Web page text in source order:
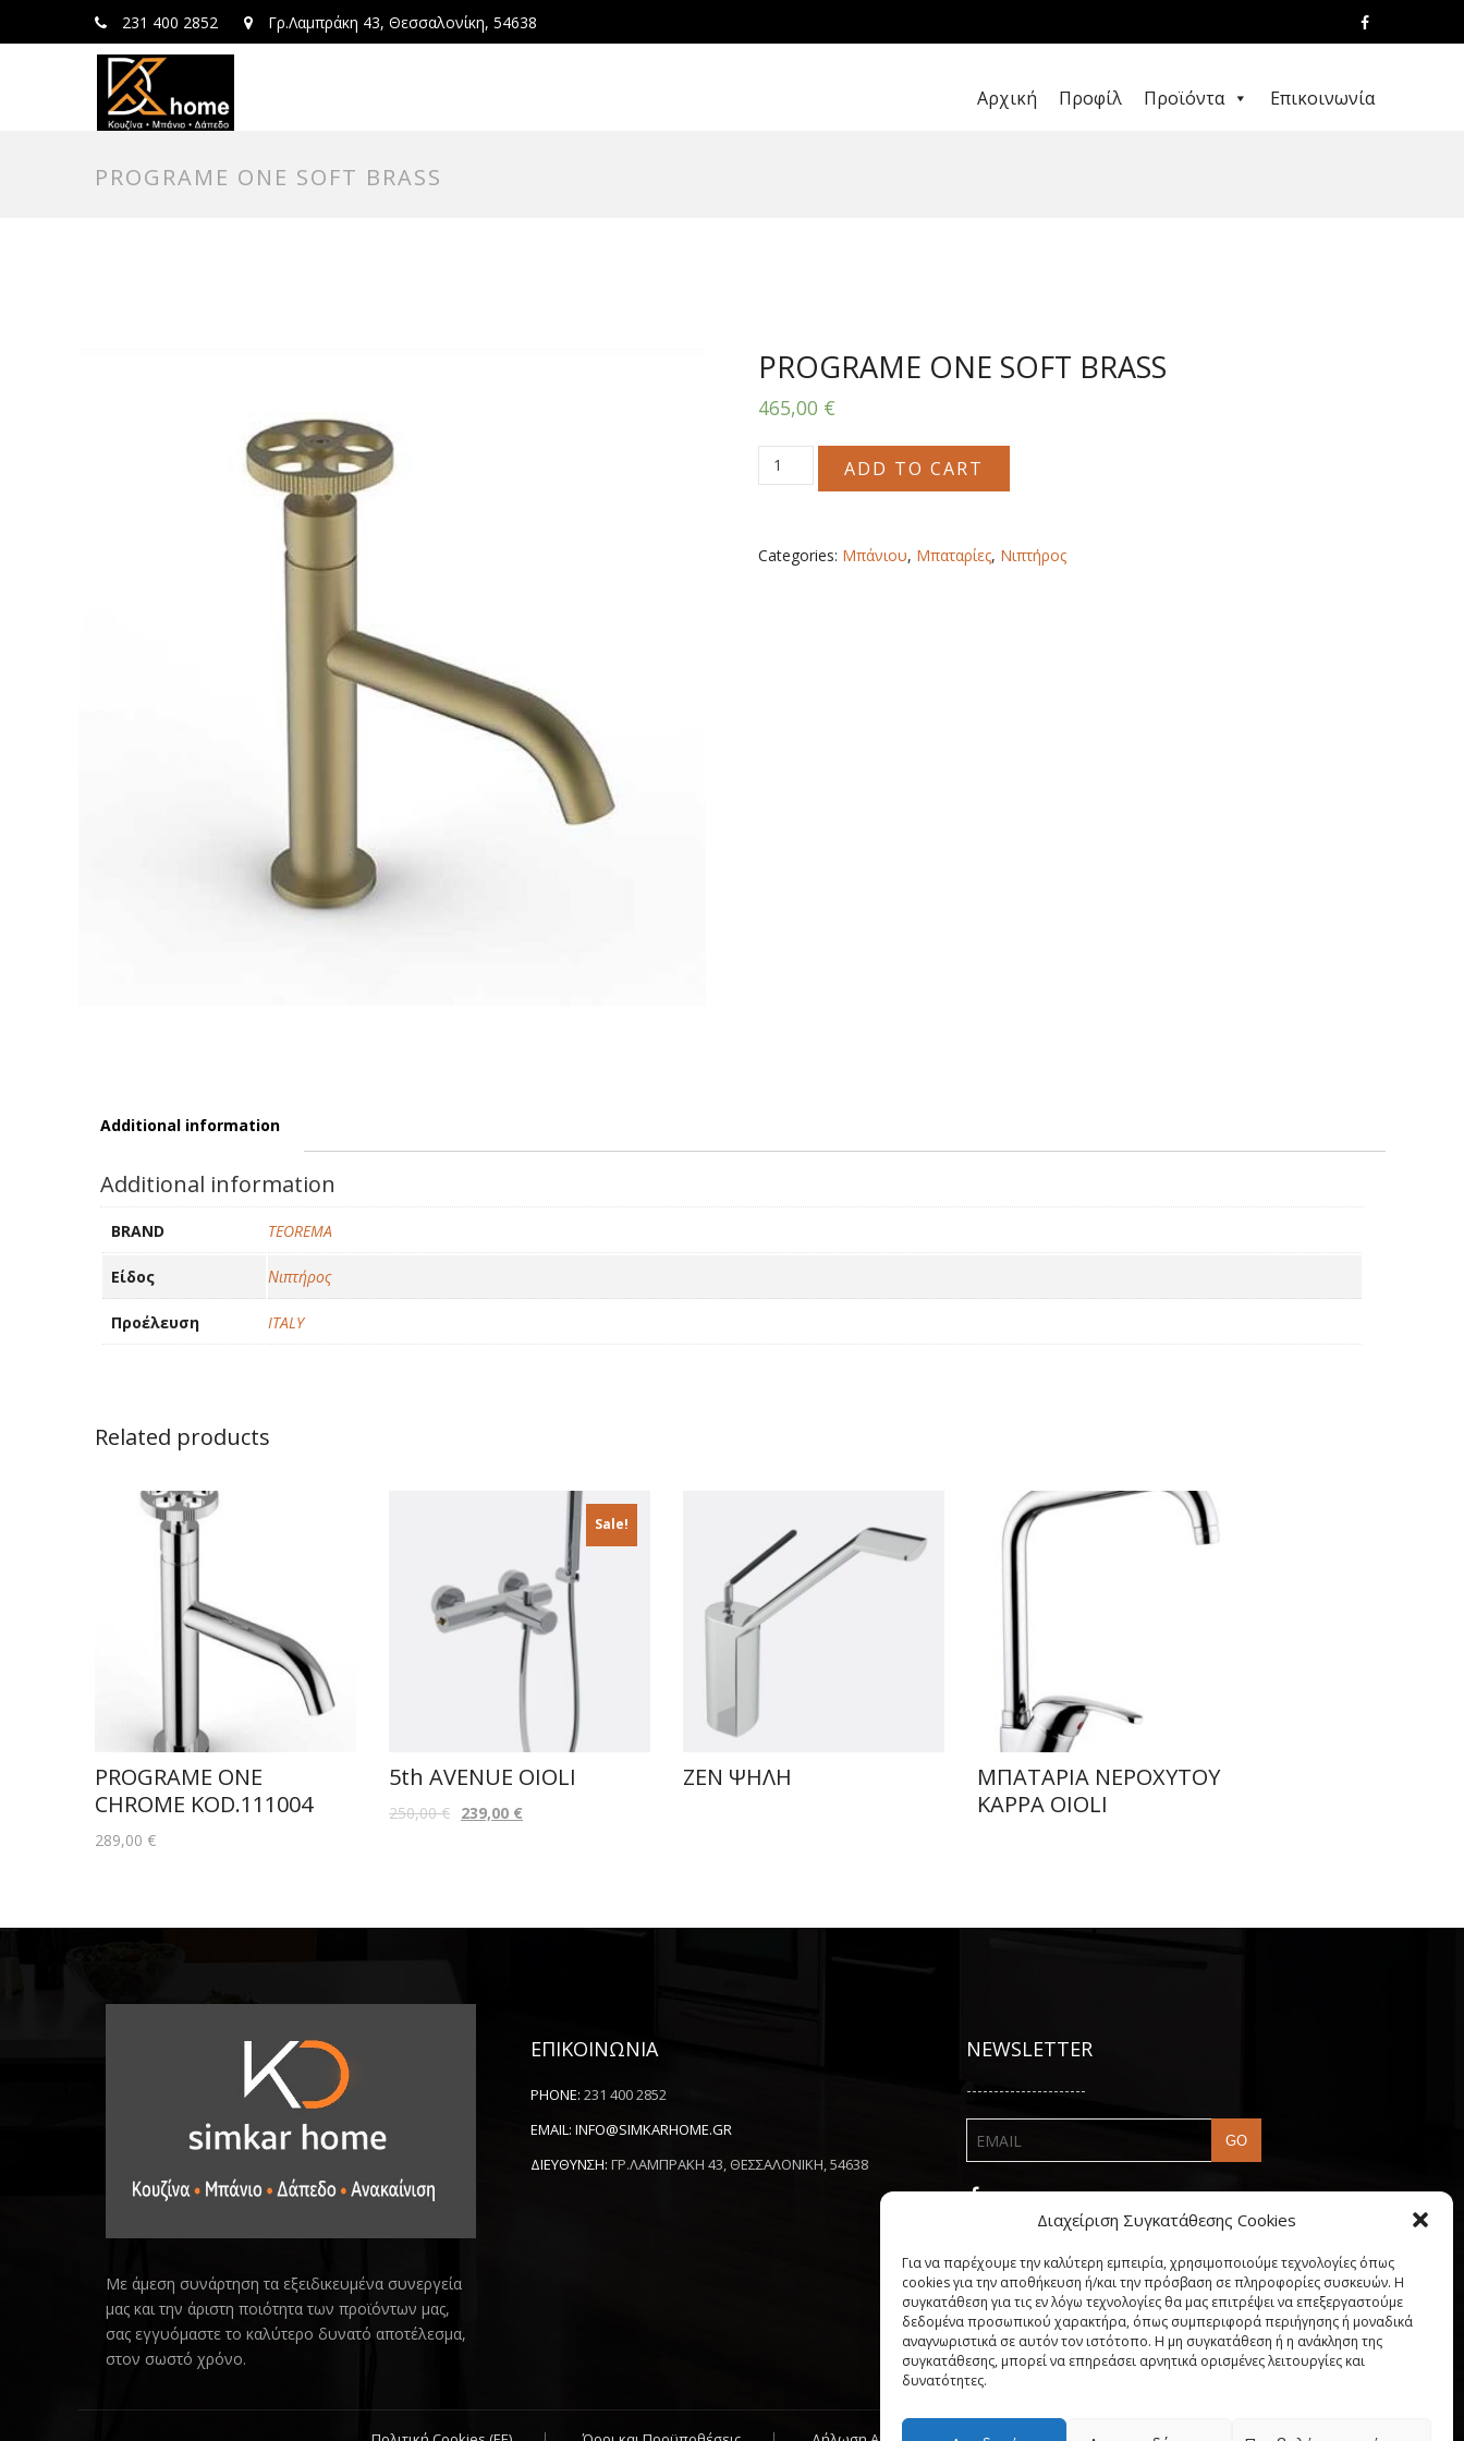
Διαχείριση Συγκατάθεσης Cookies
Για να παρέχουμε την καλύτερη εμπειρία, χρησιμοποιούμε τεχνολογίες όπως
cookies για την αποθήκευση ή/και την πρόσβαση σε πληροφορίες συσκευών. Η
συγκατάθεση για τις εν λόγω τεχνολογίες θα μας επιτρέψει να επεξεργαστούμε
δεδομένα προσωπικού χαρακτήρα, όπως συμπεριφορά περιήγησης ή μοναδικά
αναγνωριστικά σε αυτόν τον ιστότοπο. Η μη συγκατάθεση ή η ανάκληση της
συγκατάθεσης, μπορεί να επηρεάσει αρνητικά ορισμένες λειτουργίες και
δυνατότητες.
231 400 2852 Γρ.Λαμπράκη 43, Θεσσαλονίκη, 54638
Αρχική Προφίλ Προϊόντα Επικοινωνία
PROGRAME ONE SOFT BRASS
PROGRAME ONE SOFT BRASS
465,00 €
PROGRAME
ONE
quantity
ADD TO CART
Categories: Μπάνιου, Μπαταρίες, Νιπτήρος
Additional information
Additional information
BRAND TEOREMA
Είδος Νιπτήρος
Προέλευση ITALY
Related products
PROGRAME ONE
CHROME KOD.111004
289,00 €
Sale!
5th AVENUE OIOLI
250,00€ 239,00 €
ΖΕΝ ΨΗΛΗ
ΜΠΑΤΑΡΙΑ ΝΕΡΟΧΥΤΟΥ
KAPPA OIOLI
Με άμεση συνάρτηση τα εξειδικευμένα συνεργεία
μας και την άριστη ποιότητα των προϊόντων μας,
σας εγγυόμαστε το καλύτερο δυνατό αποτέλεσμα,
στον σωστό χρόνο.
ΕΠΙΚΟΙΝΩΝΙΑ
PHONE: 231 400 2852
EMAIL: INFO@SIMKARHOME.GR
ΔΙΕΥΘΥΝΣΗ: ΓΡ.ΛΑΜΠΡΑΚΗ 43, ΘΕΣΣΑΛΟΝΙΚΗ, 54638
NEWSLETTER
----------------------